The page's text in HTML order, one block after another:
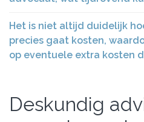
Het is niet altijd duidelijk
precies gaat kosten,
op eventuele extra kosten
Deskundig